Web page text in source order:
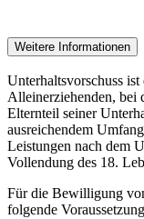
Weitere Informationen
Unterhaltsvorschuss
Alleinerziehenden, bei
Elternteil seiner
ausreichendem
Leistungen nach dem
Vollendung des 18.
Für die Bewilligung
folgende